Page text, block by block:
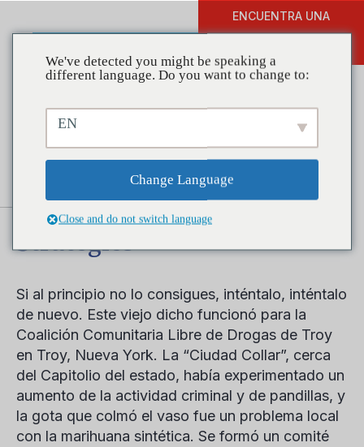
ENCUENTRA UNA
Coalitions in Action: New
Coalition Prevents Crime
with Youth Prevention
Strategies
Si al principio no lo consigues, inténtalo, inténtalo
de nuevo. Este viejo dicho funcionó para la
Coalición Comunitaria Libre de Drogas de Troy
en Troy, Nueva York. La “Ciudad Collar”, cerca
del Capitolio del estado, había experimentado un
aumento de la actividad criminal y de pandillas, y
la gota que colmó el vaso fue un problema local
con la marihuana sintética. Se formó un comité
We've detected you might be speaking a
different language. Do you want to change to:
EN
Change Language
Close and do not switch language